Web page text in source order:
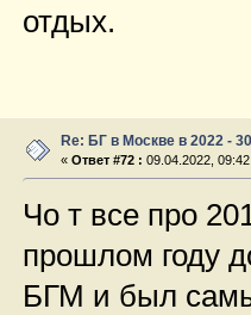
отдых.
Re: БГ в Москве в 2022 -
«Ответ #72 : 09.04.2022,
Чо т все про
прошлом году
БГМ и был